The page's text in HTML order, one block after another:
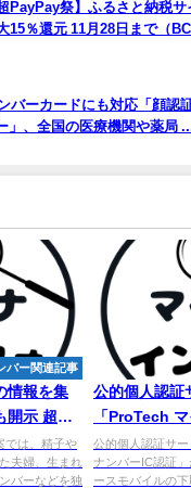
超PayPay祭】ふるさと納税
15％還元 11月28日まで（
バーカードにも対応「顔認
」、全国の医療機関や薬局
バー関連記事
情報を集
示 超党
新法の骨
では、精子や
夫婦、生まれ
バーなどを独
公的個人認証
「ProTech
証」が、日本
ZDNET
公的個人認証サ
ナンバーIC認証
ースモバイルの